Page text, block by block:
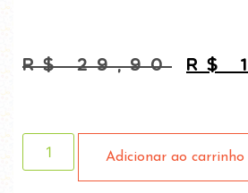
R$29,90 R$
Adicionar ao carrinho